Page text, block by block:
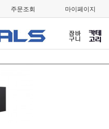
주문조회 마이페이지